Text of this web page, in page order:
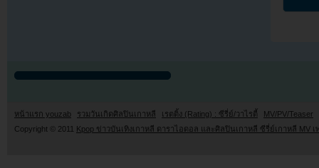
หน้าแรก youzab รวมวันเกิดศิลปินเกาหลี เรตติ้ง (Rating) : ซีรี่ย์/วาไรตี้
MV/PV/Teaser
Copyright © 2011 Kpop ข่าวบันเทิงเกาหลี ดาราไอดอล และศิลปินเกาหลี ซีรี่ย์เกาหลี MV